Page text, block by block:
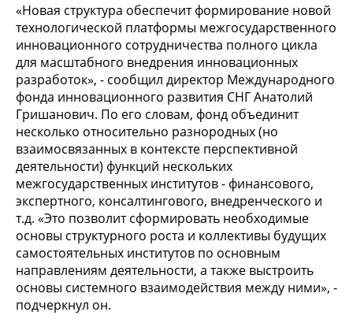
«Новая структура обеспечит формирование новой
технологической платформы межгосударственного
инновационного сотрудничества полного цикла
для масштабного внедрения инновационных
разработок», - сообщил директор Международного
фонда инновационного развития СНГ Анатолий
Гришанович. По его словам, фонд объединит
несколько относительно разнородных (но
взаимосвязанных в контексте перспективной
деятельности) функций нескольких
межгосударственных институтов - финансового,
экспертного, консалтингового, внедренческого и
т.д. «Это позволит сформировать необходимые
основы структурного роста и коллективы будущих
самостоятельных институтов по основным
направлениям деятельности, а также выстроить
основы системного взаимодействия между ними», -
подчеркнул он.